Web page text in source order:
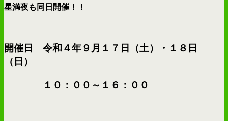
星満夜も同日開催！！
開催日 令和４年９月１７日（土）・１８日
（日）
１０：００～１６：００